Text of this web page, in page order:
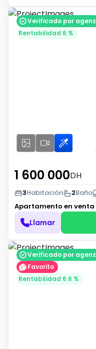
Verificado por agenz
Rentabilidad 6 %
1 600 000DH
3Habitación 2Baño
Apartamento en venta
Llamar
Verificado por agenz
Favorito
Rentabilidad 6.6 %